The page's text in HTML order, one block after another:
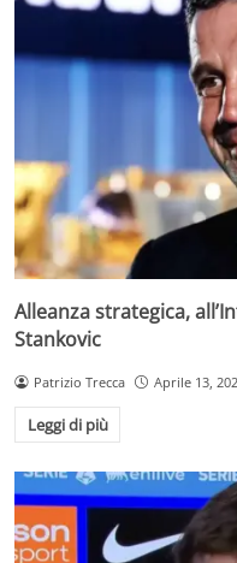
Alleanza strategica,
Stankovic
Patrizio Trecca Aprile 13,
Leggi di più